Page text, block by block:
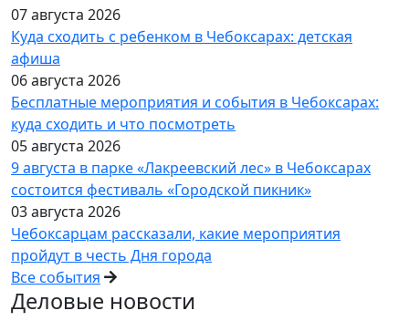
07 августа 2026
Куда сходить с ребенком в Чебоксарах: детская
афиша
06 августа 2026
Бесплатные мероприятия и события в Чебоксарах:
куда сходить и что посмотреть
05 августа 2026
9 августа в парке «Лакреевский лес» в Чебоксарах
состоится фестиваль «Городской пикник»
03 августа 2026
Чебоксарцам рассказали, какие мероприятия
пройдут в честь Дня города
Все события
Деловые новости